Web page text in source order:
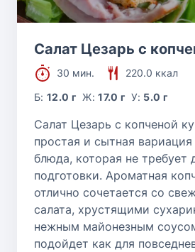
Салат Цезарь с
30 мин.
220.0 ккал
Б:12.0 г Ж:17.0 г У: 5.0 г
Салат Цезарь с копченой
простая и сытная вариация
блюда, которая не требует
подготовки. Ароматная
отлично сочетается со
салата, хрустящими
нежным майонезным
подойдет как для